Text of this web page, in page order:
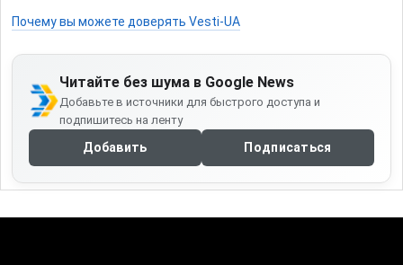
Почему вы можете доверять Vesti-UA
Читайте без шума в Google News
Добавьте в источники для быстрого доступа и
подпишитесь на ленту
Добавить Подписаться